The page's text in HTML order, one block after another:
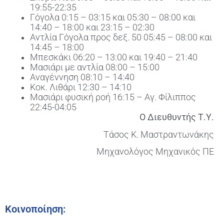
19:55-22:35
Γόγολα 0:15 – 03:15 και 05:30 – 08:00 και
14:40 – 18:00 και 23:15 – 02:30
Αντλία Γόγολα προς δεξ. 50 05:45 – 08:00 και
14:45 – 18:00
Μπεσκάκι 06:20 – 13:00 και 19:40 – 21:40
Μασιάρι με αντλία 08:00 – 15:00
Αναγέννηση 08:10 – 14:40
Κοκ. Λιθάρι 12:30 – 14:10
Μασιάρι φυσική ροή 16:15 – Αγ. Φίλιππος
22:45-04:05
Ο Διευθυντής Τ.Υ.
Τάσος Κ. Μαστραντωνάκης
Μηχανολόγος Μηχανικός ΠΕ
Κοινοποίηση: